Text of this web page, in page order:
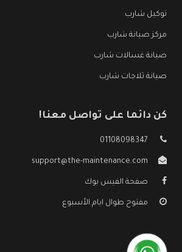
توكيل شارب
مركز صيانة شارب
صيانة غسالات شارب
صيانة ثلاجات شارب
كن دائما على تواصل معنا!
01108098347
support@the-maintenance.com
صفحة الفيس بوك
مفتوح طوال ايام الأسبوع